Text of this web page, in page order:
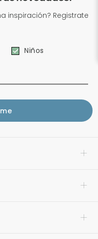
inspiración? Registrate
Niños